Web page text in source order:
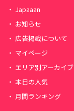
Japaaan
お知らせ
広告掲載について
マイページ
エリア別アーカイブ
本日の人気
月間ランキング